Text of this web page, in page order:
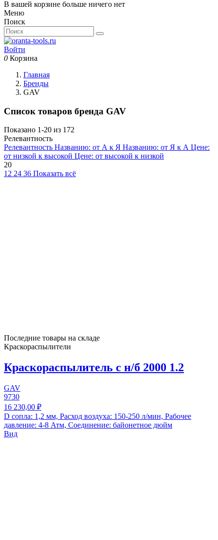
В вашей корзине больше ничего нет
Меню
Поиск
Войти
0 Корзина
Главная
Бренды
GAV
Список товаров бренда GAV
Показано 1-20 из 172
Релевантность
Релевантность Названию: от А к Я Названию: от Я к А Цене:
от низкой к высокой Цене: от высокой к низкой
20
12 24 36 Показать всё
Последние товары на складе
Краскораспылители
Краскораспылитель с н/б 2000 1.2
GAV
9730
16 230,00 ₽
D сопла: 1,2 мм, Расход воздуха: 150-250 л/мин, Рабочее
давление: 4-8 Атм, Соединение: байонетное дюйм
Вид